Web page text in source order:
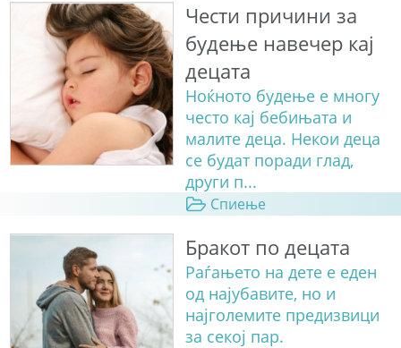
Чести причини за
будење навечер кај
децата
Ноќното будење е многу
често кај бебињата и
малите деца. Некои деца
се будат поради глад,
други п...
Спиење
Бракот по децата
Раѓањето на дете е еден
од најубавите, но и
најголемите предизвици
за секој пар.